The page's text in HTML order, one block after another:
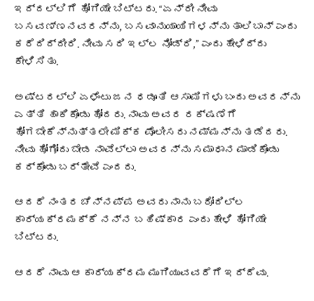
ಇದ್ದಲ್ಲಿಗೆ ಹೋಗಿಯೇ ಬಿಟ್ಟರು. “ಏನ್ರೀ ನೀವು
ಬಸವಣ್ಣನವರನ್ನು, ಬಸವಾನುಯಾಯಿಗಳನ್ನು ತಾಲಿಬಾನ್ ಎಂದು
ಕರೆದಿದ್ದೀರಿ. ನೀವು ಸರಿ ಇಲ್ಲ ನೋಡ್ರಿ,” ಎಂದು ಹೇಳಿದ್ದು
ಕೇಳಿಸಿತು.
ಅಷ್ಟರಲ್ಲಿ ಏಳೆಂಟು ಜನ ಧಡೂತಿ ಆಸಾಮಿಗಳು ಬಂದು ಅವರನ್ನು
ಎತ್ತಿ ಹಾಕಿಕೊಂಡು ಹೋದರು. ನಾವು ಅವರ ರಕ್ಷಣೆಗೆ
ಹೋಗಬೇಕೆನ್ನುತ್ತಲೇ ಮಿಕ್ಕ ಪೊಲೀಸರು ನಮ್ಮನ್ನು ತಡೆದರು.
ನೀವು ಹೋಗೋದು ಬೇಡ ನಾವೆಲ್ಲಾ ಅವರನ್ನು ಸಮಾಧಾನ ಮಾಡಿಕೊಂಡು
ಕರ್ಕೊಂಡು ಬರ್ತೇವೆ ಎಂದರು.
ಆದರೆ ನಂತರ ಚೆನ್ನಪ್ಪ ಅವರು ನಾನು ಬರೋದಿಲ್ಲ
ಕಾರ್ಯಕ್ರಮಕ್ಕೆ ನನ್ನ ಬಹಿಷ್ಕಾರ ಎಂದು ಹೇಳಿ ಹೋಗಿಯೇ
ಬಿಟ್ಟರು.
ಆದರೆ ನಾವು ಆ ಕಾರ್ಯಕ್ರಮ ಮುಗಿಯುವವರೆಗೆ ಇದ್ದೆವು.